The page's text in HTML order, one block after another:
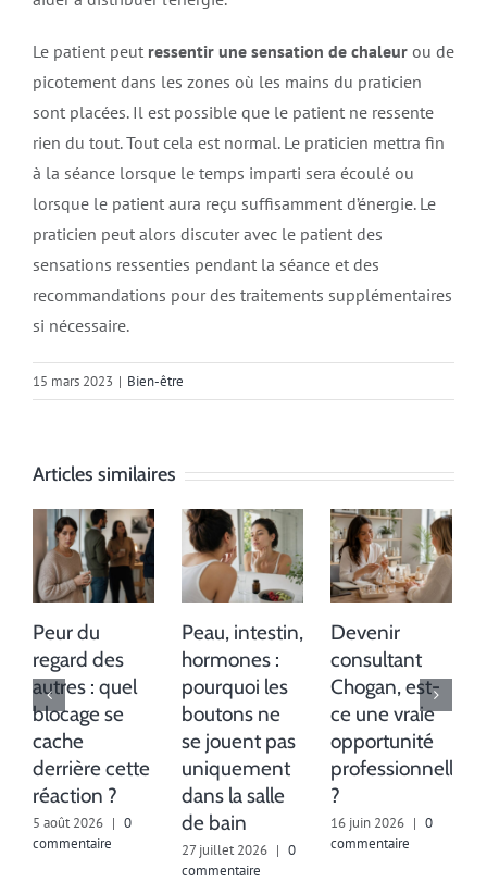
Le patient peut ressentir une sensation de chaleur ou de
picotement dans les zones où les mains du praticien
sont placées. Il est possible que le patient ne ressente
rien du tout. Tout cela est normal. Le praticien mettra fin
à la séance lorsque le temps imparti sera écoulé ou
lorsque le patient aura reçu suffisamment d’énergie. Le
praticien peut alors discuter avec le patient des
sensations ressenties pendant la séance et des
recommandations pour des traitements supplémentaires
si nécessaire.
15 mars 2023 | Bien-être
Articles similaires
Peur du
regard des
autres : quel
blocage se
cache
derrière cette
réaction ?
5 août 2026 | 0
commentaire
Peau, intestin,
hormones :
pourquoi les
boutons ne
se jouent pas
uniquement
dans la salle
de bain
27 juillet 2026 | 0
commentaire
Devenir
consultant
Chogan, est-
ce une vraie
opportunité
professionnelle
?
16 juin 2026 | 0
commentaire